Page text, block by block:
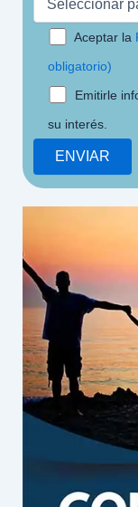
Aceptar la
obligatorio)
Emitirle
su interés.